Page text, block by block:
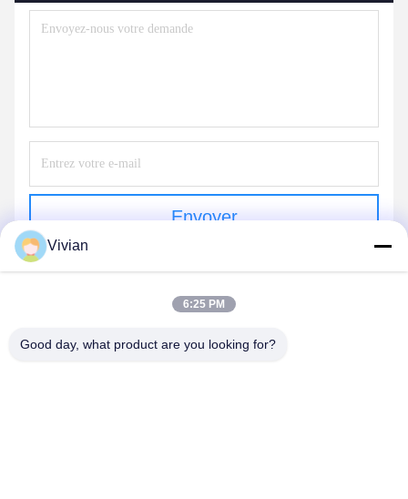
Envoyer
Vivian
6:25 PM
Good day, what product are you looking for?